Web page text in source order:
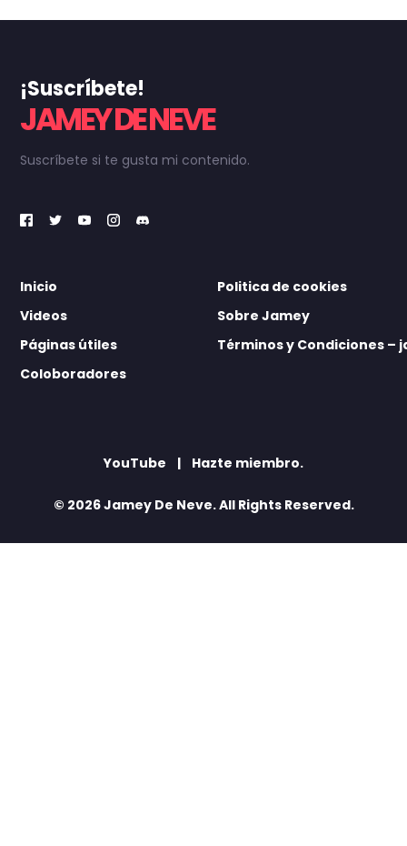
¡Suscríbete!
JAMEY DE NEVE
Suscríbete si te gusta mi contenido.
Inicio
Videos
Páginas útiles
Coloboradores
Politica de cookies
Sobre Jamey
Términos y Condiciones –
© 2026 Jamey De Neve. All Rights Reserved.
YouTube Hazte miembro.